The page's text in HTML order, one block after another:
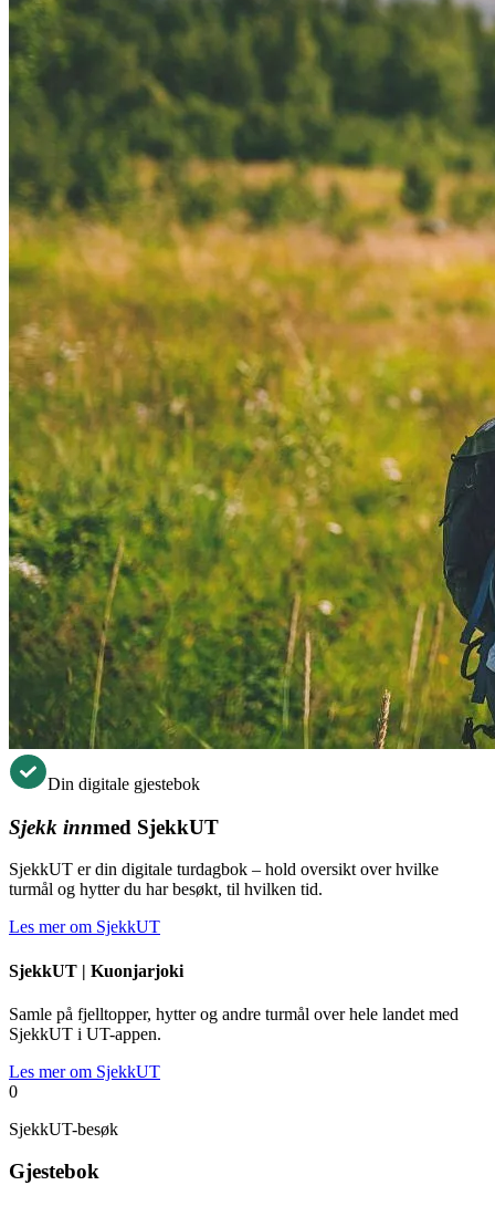
Din digitale gjestebok
Sjekk innmed SjekkUT
SjekkUT er din digitale turdagbok – hold oversikt over hvilke
turmål og hytter du har besøkt, til hvilken tid.
Les mer om SjekkUT
SjekkUT | Kuonjarjoki
Samle på fjelltopper, hytter og andre turmål over hele landet med
SjekkUT i UT-appen.
Les mer om SjekkUT
0
SjekkUT-besøk
Gjestebok